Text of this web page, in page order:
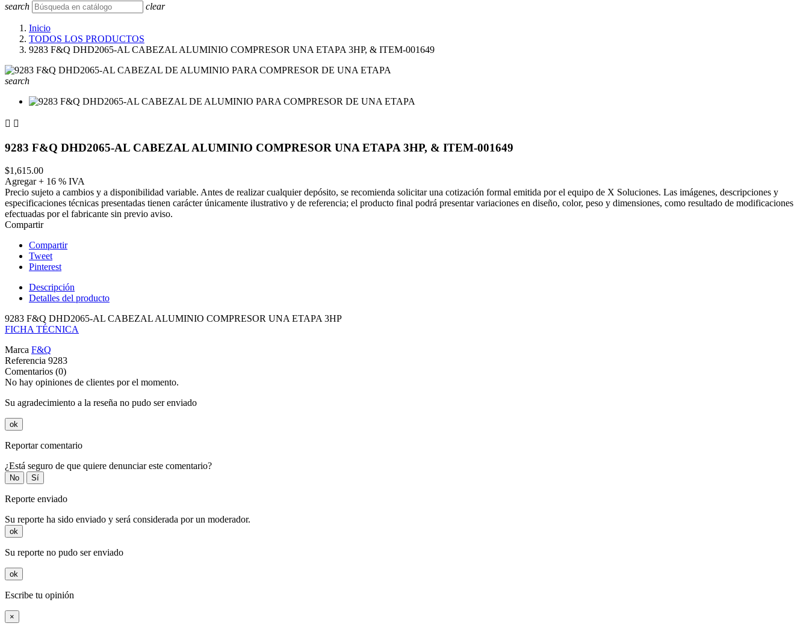
search clear
Inicio
TODOS LOS PRODUCTOS
9283 F&Q DHD2065-AL CABEZAL ALUMINIO COMPRESOR UNA ETAPA 3HP, & ITEM-001649
search
 
9283 F&Q DHD2065-AL CABEZAL ALUMINIO COMPRESOR UNA ETAPA 3HP, & ITEM-001649
$1,615.00
Agregar + 16 % IVA
Precio sujeto a cambios y a disponibilidad variable. Antes de realizar cualquier depósito, se recomienda solicitar una cotización formal emitida por el equipo de X Soluciones. Las imágenes, descripciones y
especificaciones técnicas presentadas tienen carácter únicamente ilustrativo y de referencia; el producto final podrá presentar variaciones en diseño, color, peso y dimensiones, como resultado de modificaciones
efectuadas por el fabricante sin previo aviso.
Compartir
Compartir
Tweet
Pinterest
Descripción
Detalles del producto
9283 F&Q DHD2065-AL CABEZAL ALUMINIO COMPRESOR UNA ETAPA 3HP
FICHA TÉCNICA
Marca F&Q
Referencia 9283
Comentarios (0)
No hay opiniones de clientes por el momento.
Su agradecimiento a la reseña no pudo ser enviado
ok
Reportar comentario
¿Está seguro de que quiere denunciar este comentario?
No Sí
Reporte enviado
Su reporte ha sido enviado y será considerada por un moderador.
ok
Su reporte no pudo ser enviado
ok
Escribe tu opinión
×